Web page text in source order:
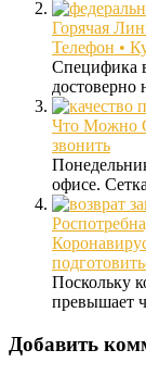
Горячая
Телефон •
Специфика
достоверно
Что Можно
звонить
офисе.
Поскольку
превышает
Добавить